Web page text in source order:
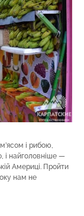
і рибою,
і найголовніше —
Америці. Пройти
нам не